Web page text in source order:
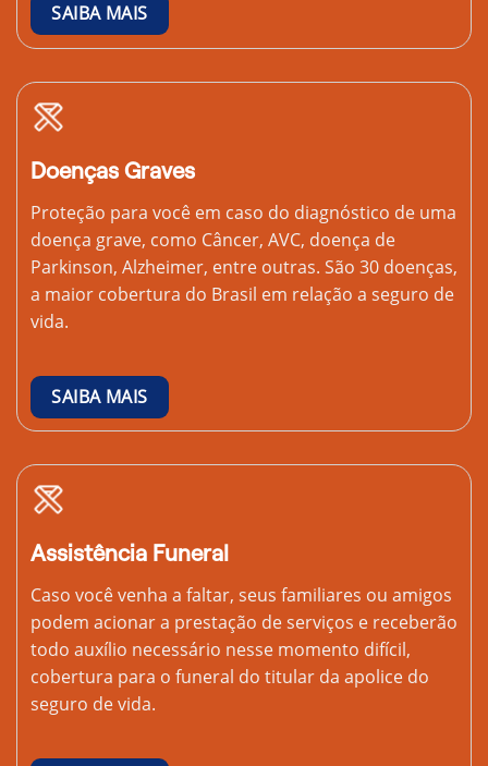
SAIBA MAIS
Doenças Graves
Proteção para você em caso do diagnóstico de uma
doença grave, como Câncer, AVC, doença de
Parkinson, Alzheimer, entre outras. São 30 doenças,
a maior cobertura do Brasil em relação a seguro de
vida.
SAIBA MAIS
Assistência Funeral
Caso você venha a faltar, seus familiares ou amigos
podem acionar a prestação de serviços e receberão
todo auxílio necessário nesse momento difícil,
cobertura para o funeral do titular da apolice do
seguro de vida.